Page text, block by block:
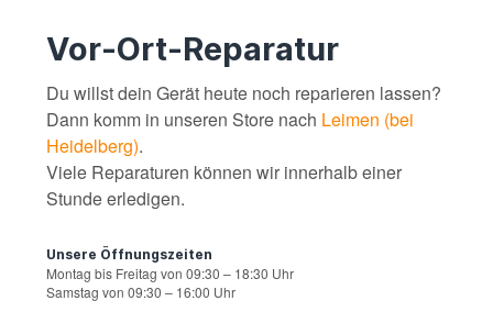
Vor-Ort-Reparatur
Du willst dein Gerät heute noch reparieren lassen?
Dann komm in unseren Store nach Leimen (bei
Heidelberg).
Viele Reparaturen können wir innerhalb einer
Stunde erledigen.
Unsere Öffnungszeiten
Montag bis Freitag von 09:30 – 18:30 Uhr
Samstag von 09:30 – 16:00 Uhr